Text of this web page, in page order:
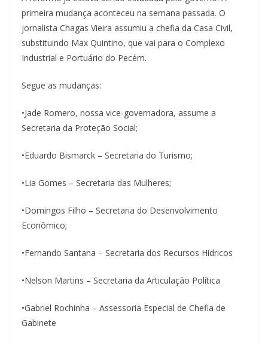
primeira mudança aconteceu na semana passada. O
jornalista Chagas Vieira assumiu a chefia da Casa Civil,
substituindo Max Quintino, que vai para o Complexo
Industrial e Portuário do Pecém.
Segue as mudanças:
•Jade Romero, nossa vice-governadora, assume a
Secretaria da Proteção Social;
•Eduardo Bismarck – Secretaria do Turismo;
•Lia Gomes – Secretaria das Mulheres;
•Domingos Filho – Secretaria do Desenvolvimento
Econômico;
•Fernando Santana – Secretaria dos Recursos Hídricos
•Nelson Martins – Secretaria da Articulação Política
•Gabriel Rochinha – Assessoria Especial de Chefia de
Gabinete